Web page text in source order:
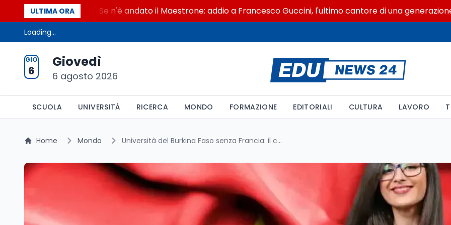
ULTIMA ORASe n'è andato il Maestrone: addio a Francesco Guccini, l'ultimo cantore di una generazione ribelle
Loading...
GIO
6
Giovedì
6 agosto 2026
SCUOLA UNIVERSITÀ RICERCA MONDO FORMAZIONE EDITORIALI CULTURA LAVORO
Home Mondo Università del Burkina Faso senza Francia: il calcolo dei 10 milioni